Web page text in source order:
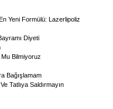
Yeni Formülü: Lazerlipoliz
Diyeti
Bilmiyoruz
Bağışlamam
Tatlıya Saldırmayın